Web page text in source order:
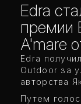
Edra
премии
A'mare
Edra
Outdoor за
авторства
Путем